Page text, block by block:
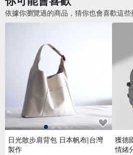
依據你瀏覽過的商品，猜你也會喜歡這些
日光散步肩背包 日本帆布|台灣
製作
獲德
情緒